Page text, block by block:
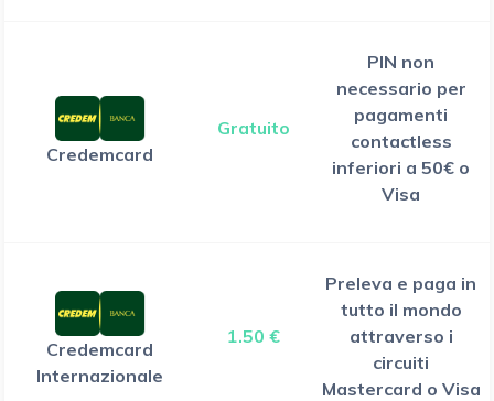
Credemcard
Gratuito
PIN non
necessario per
pagamenti
contactless
inferiori a 50€ o
Visa
Credemcard
Internazionale
1.50 €
Preleva e paga in
tutto il mondo
attraverso i
circuiti
Mastercard o Visa